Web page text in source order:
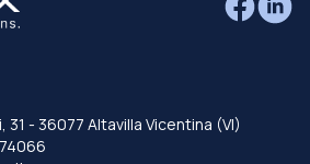
31 - 36077 Altavilla Vicentina (VI)